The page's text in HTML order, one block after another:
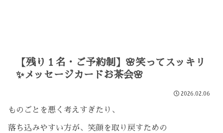
【残り１名・ご予約制】🌸笑ってスッキリ
✨メッセージカードお茶会🌸
2026.02.06
ものごとを悪く考えすぎたり、
落ち込みやすい方が、笑顔を取り戻すための